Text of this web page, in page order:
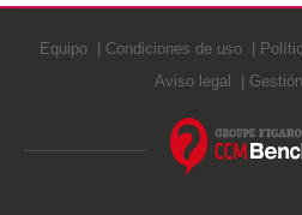
Equipo Condiciones de uso
Aviso legal